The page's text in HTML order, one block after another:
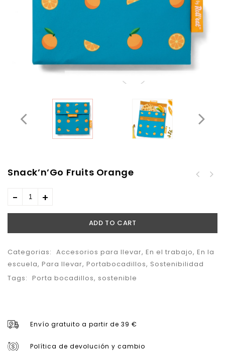
Snack’n’Go Fruits Orange
10,95 €
ADD TO CART
Categorias: Accesorios para llevar, En el trabajo, En la
escuela, Para llevar, Portabocadillos, Sostenibilidad
Tags: Porta bocadillos, sostenible
Envío gratuito a partir de 39 €
Política de devolución y cambio